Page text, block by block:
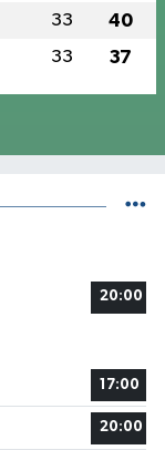
33 40
33 37
20:00
17:00
20:00